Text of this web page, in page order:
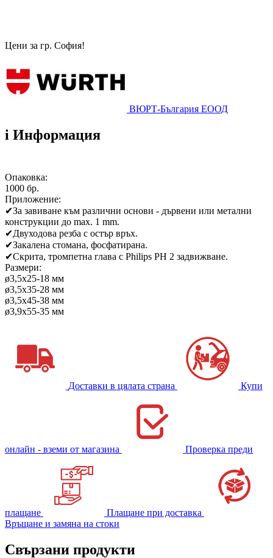
Цени за гр. София!
ВЮРТ-България ЕООД
i Информация
Опаковка:
1000 бр.
Приложение:
✔За завиване към различни основи - дървени или метални
конструкции до max. 1 mm.
✔Двуходова резба с остър връх.
✔Закалена стомана, фосфатирана.
✔Скрита, тромпетна глава с Philips PH 2 задвижване.
Размери:
ø3,5x25-18 мм
ø3,5x35-28 мм
ø3,5x45-38 мм
ø3,9x55-35 мм
Доставки в цялата страна Купи
онлайн - вземи от магазина Проверка преди
плащане
Плащане при доставка
Връщане и замяна на стоки
Свързани продукти